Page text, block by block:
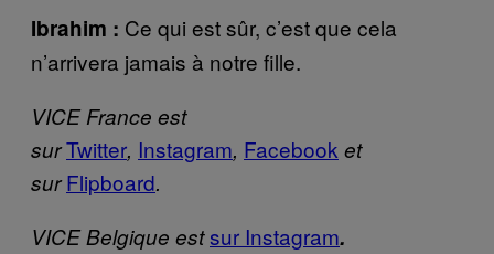
Ibrahim : Ce qui est sûr, c’est que cela
n’arrivera jamais à notre fille.
VICE France est
surTwitter, Instagram, Facebook et
sur Flipboard.
VICE Belgique estsur Instagram.